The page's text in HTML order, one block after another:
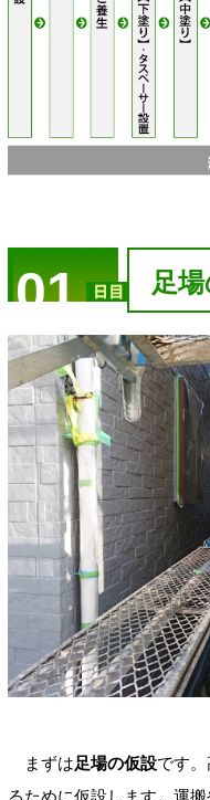
01 足
まずは足場の仮設です
るために仮設します。運